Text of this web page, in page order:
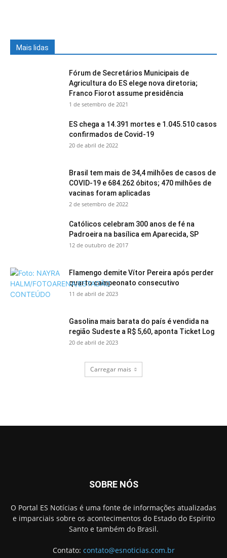
Mais lidas
Fórum de Secretários Municipais de
Agricultura do ES elege nova diretoria;
Franco Fiorot assume presidência
1 de setembro de 2021
ES chega a 14.391 mortes e 1.045.510 casos
confirmados de Covid-19
20 de abril de 2022
Brasil tem mais de 34,4 milhões de casos de
COVID-19 e 684.262 óbitos; 470 milhões de
vacinas foram aplicadas
2 de setembro de 2022
Católicos celebram 300 anos de fé na
Padroeira na basílica em Aparecida, SP
12 de outubro de 2017
Flamengo demite Vítor Pereira após perder
quarto campeonato consecutivo
11 de abril de 2023
Gasolina mais barata do país é vendida na
região Sudeste a R$ 5,60, aponta Ticket Log
20 de abril de 2023
Carregar mais
SOBRE NÓS
O Portal ES Notícias é uma fonte de informações atualizadas
e imparciais sobre os acontecimentos do Estado do Espírito
Santo e também do Brasil.
Contato: contato@esnoticias.com.br